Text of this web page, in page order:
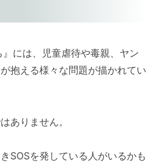
』には、児童虐待や毒親、ヤン
抱える様々な問題が描かれてい
ありません。
SOSを発している人がいるかも